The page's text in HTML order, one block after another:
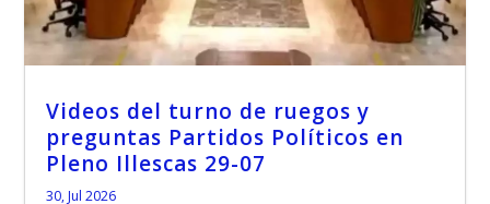
Videos del turno de ruegos y
preguntas Partidos Políticos en
Pleno Illescas 29-07
30, Jul 2026